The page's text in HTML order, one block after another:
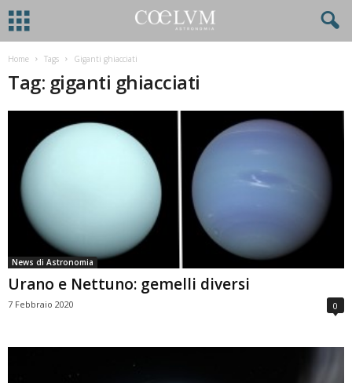
Home Tags Giganti ghiacciati
Tag: giganti ghiacciati
News di Astronomia
Urano e Nettuno: gemelli diversi
7 Febbraio 2020 0